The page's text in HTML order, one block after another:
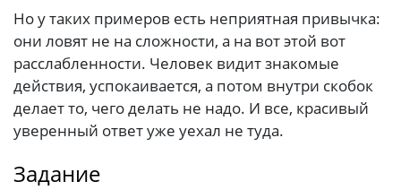
Но у таких примеров есть неприятная привычка:
они ловят не на сложности, а на вот этой вот
расслабленности. Человек видит знакомые
действия, успокаивается, а потом внутри скобок
делает то, чего делать не надо. И все, красивый
уверенный ответ уже уехал не туда.
Задание